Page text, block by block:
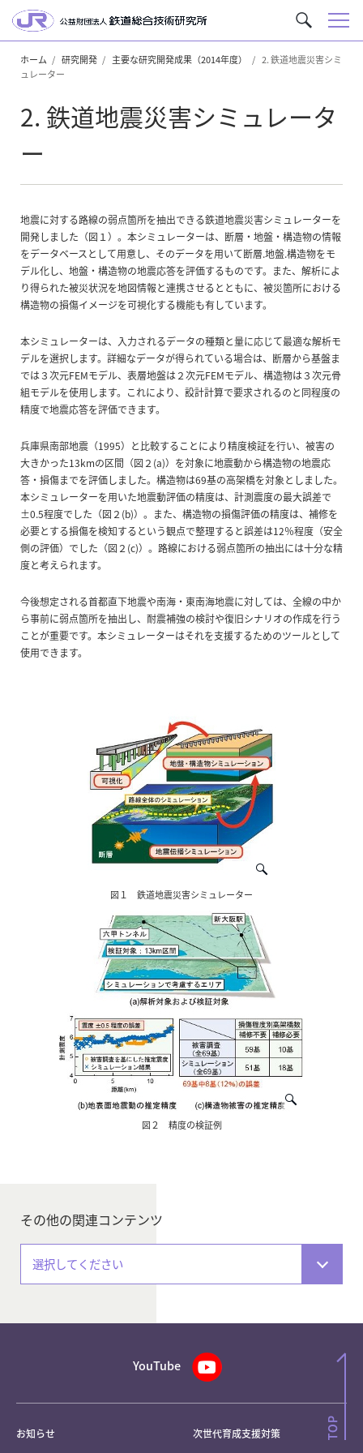
サ
イ
ト
検
メ
ホーム 研究開発 主要な研究開発成果（2014年度）
2. 鉄道地震災害シミ
ュレーター
2. 鉄道地震災害シミュレータ
ー
地震に対する路線の弱点箇所を抽出できる鉄道地震災害シミュレーターを
開発しました（図１）。本シミュレーターは、断層・地盤・構造物の情報
をデータベースとして用意し、そのデータを用いて断層.地盤.構造物をモ
デル化し、地盤・構造物の地震応答を評価するものです。また、解析によ
り得られた被災状況を地図情報と連携させるとともに、被災箇所における
構造物の損傷イメージを可視化する機能も有しています。
本シミュレーターは、入力されるデータの種類と量に応じて最適な解析モ
デルを選択します。詳細なデータが得られている場合は、断層から基盤ま
では３次元FEMモデル、表層地盤は２次元FEMモデル、構造物は３次元骨
組モデルを使用します。これにより、設計計算で要求されるのと同程度の
精度で地震応答を評価できます。
兵庫県南部地震（1995）と比較することにより精度検証を行い、被害の
大きかった13kmの区間（図２(a)）を対象に地震動から構造物の地震応
答・損傷までを評価しました。構造物は69基の高架橋を対象としました。
本シミュレーターを用いた地震動評価の精度は、計測震度の最大誤差で
±0.5程度でした（図２(b)）。また、構造物の損傷評価の精度は、補修を
必要とする損傷を検知するという観点で整理すると誤差は12％程度（安全
側の評価）でした（図２(c)）。路線における弱点箇所の抽出には十分な精
度と考えられます。
今後想定される首都直下地震や南海・東南海地震に対しては、全線の中か
ら事前に弱点箇所を抽出し、耐震補強の検討や復旧シナリオの作成を行う
ことが重要です。本シミュレーターはそれを支援するためのツールとして
使用できます。
図１ 鉄道地震災害シミュレーター
図２ 精度の検証例
その他の関連コンテンツ
選択してください
YouTube
お知らせ
次世代育成支援対策